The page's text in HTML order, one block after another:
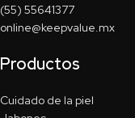
(55) 55641377
online@keepvalue.mx
Productos
Cuidado de la piel